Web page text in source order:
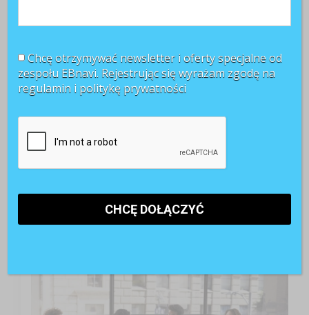
TOP 3 miesiąca
Chcę otrzymywać newsletter i oferty specjalne od
zespołu EBnavi. Rejestrując się wyrażam zgodę na
regulamin i politykę prywatności